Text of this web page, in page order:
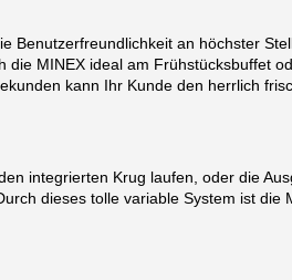
Benutzerfreundlichkeit an höchster
MINEX ideal am Frühstücksbuffet
kann Ihr Kunde den herrlich
integrierten Krug laufen, oder die
dieses tolle variable System ist die